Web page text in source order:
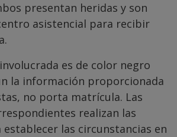
presentan heridas y son
asistencial para recibir
es de color negro
la información proporcionada
no porta matrícula. Las
realizan las
las circunstancias en